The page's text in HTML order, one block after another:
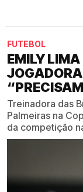
FUTEBOL
EMILY
Treinadora das
Palmeiras na
da competição